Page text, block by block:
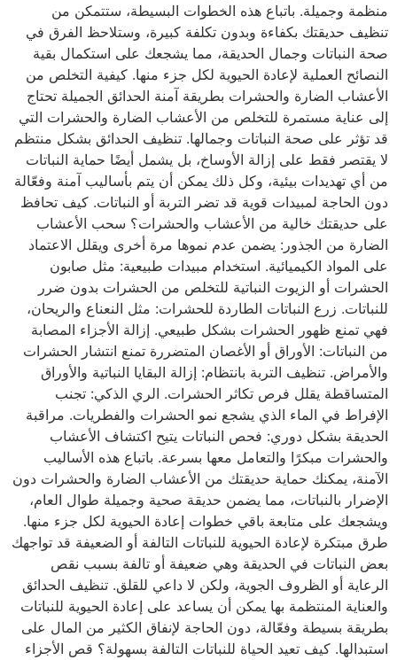
منظمة وجميلة. باتباع هذه الخطوات البسيطة، ستتمكن من
تنظيف حديقتك بكفاءة وبدون تكلفة كبيرة، وستلاحظ الفرق في
صحة النباتات وجمال الحديقة، مما يشجعك على استكمال بقية
النصائح العملية لإعادة الحيوية لكل جزء منها. كيفية التخلص من
الأعشاب الضارة والحشرات بطريقة آمنة الحدائق الجميلة تحتاج
إلى عناية مستمرة للتخلص من الأعشاب الضارة والحشرات التي
قد تؤثر على صحة النباتات وجمالها. تنظيف الحدائق بشكل منتظم
لا يقتصر فقط على إزالة الأوساخ، بل يشمل أيضًا حماية النباتات
من أي تهديدات بيئية، وكل ذلك يمكن أن يتم بأساليب آمنة وفعّالة
دون الحاجة لمبيدات قوية قد تضر التربة أو النباتات. كيف تحافظ
على حديقتك خالية من الأعشاب والحشرات؟ سحب الأعشاب
الضارة من الجذور: يضمن عدم نموها مرة أخرى ويقلل الاعتماد
على المواد الكيميائية. استخدام مبيدات طبيعية: مثل صابون
الحشرات أو الزيوت النباتية للتخلص من الحشرات بدون ضرر
للنباتات. زرع النباتات الطاردة للحشرات: مثل النعناع والريحان،
فهي تمنع ظهور الحشرات بشكل طبيعي. إزالة الأجزاء المصابة
من النباتات: الأوراق أو الأغصان المتضررة تمنع انتشار الحشرات
والأمراض. تنظيف التربة بانتظام: إزالة البقايا النباتية والأوراق
المتساقطة يقلل فرص تكاثر الحشرات. الري الذكي: تجنب
الإفراط في الماء الذي يشجع نمو الحشرات والفطريات. مراقبة
الحديقة بشكل دوري: فحص النباتات يتيح اكتشاف الأعشاب
والحشرات مبكرًا والتعامل معها بسرعة. باتباع هذه الأساليب
الآمنة، يمكنك حماية حديقتك من الأعشاب الضارة والحشرات دون
الإضرار بالنباتات، مما يضمن حديقة صحية وجميلة طوال العام،
ويشجعك على متابعة باقي خطوات إعادة الحيوية لكل جزء منها.
طرق مبتكرة لإعادة الحيوية للنباتات التالفة أو الضعيفة قد تواجهك
بعض النباتات في الحديقة وهي ضعيفة أو تالفة بسبب نقص
الرعاية أو الظروف الجوية، ولكن لا داعي للقلق. تنظيف الحدائق
والعناية المنتظمة بها يمكن أن يساعد على إعادة الحيوية للنباتات
بطريقة بسيطة وفعّالة، دون الحاجة لإنفاق الكثير من المال على
استبدالها. كيف تعيد الحياة للنباتات التالفة بسهولة؟ قص الأجزاء